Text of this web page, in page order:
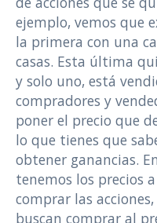
ejemplo, vemos que
la primera con una
casas. Esta última
y solo uno, está
compradores y
poner el precio que
lo que tienes que
obtener ganancias.
tenemos los precios
comprar las
buscan comprar al